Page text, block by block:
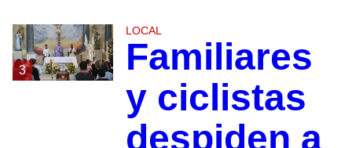
3
LOCAL
Familiares
y ciclistas
despiden a